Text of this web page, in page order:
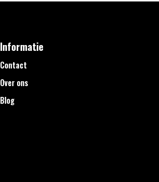
Informatie
Contact
Over ons
Blog